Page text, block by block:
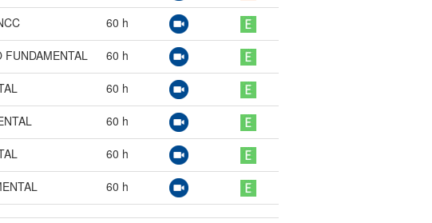
60 h
FUNDAMENTAL 60 h
60 h
60 h
60 h
60 h